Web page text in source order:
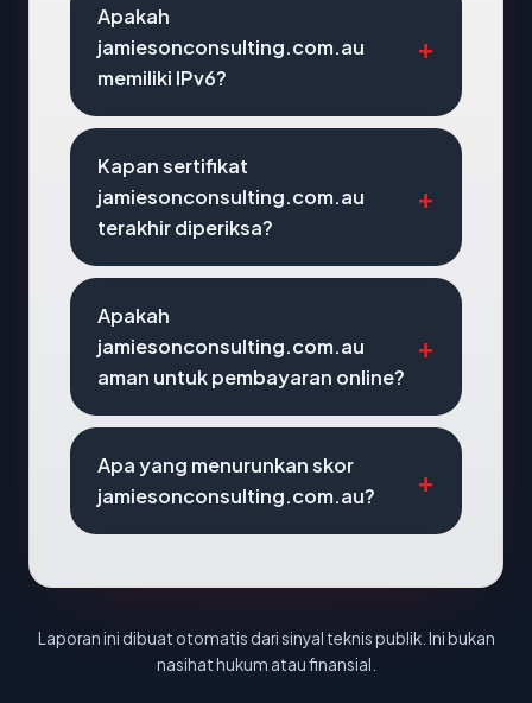
Apakah
jamiesonconsulting.com.au
memiliki IPv6?
Kapan sertifikat
jamiesonconsulting.com.au
terakhir diperiksa?
Apakah
jamiesonconsulting.com.au
aman untuk pembayaran online?
Apa yang menurunkan skor
jamiesonconsulting.com.au?
Laporan ini dibuat otomatis dari sinyal teknis publik. Ini bukan
nasihat hukum atau finansial.